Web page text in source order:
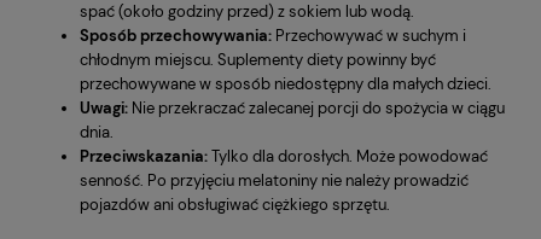
spać (około godziny przed) z sokiem lub wodą.
Sposób przechowywania: Przechowywać w suchym i
chłodnym miejscu. Suplementy diety powinny być
przechowywane w sposób niedostępny dla małych dzieci.
Uwagi: Nie przekraczać zalecanej porcji do spożycia w ciągu
dnia.
Przeciwskazania:Tylko dla dorosłych. Może powodować
senność. Po przyjęciu melatoniny nie należy prowadzić
pojazdów ani obsługiwać ciężkiego sprzętu.